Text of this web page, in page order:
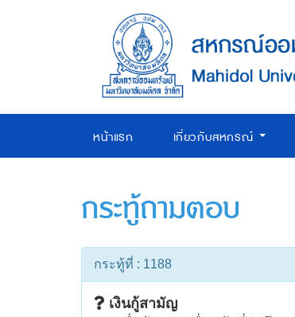
หน้าแรก เกี่ยวกับสหกรณ์
กระทู้ถามตอบ
กระทู้ที่ : 1188
เงินกู้สามัญ